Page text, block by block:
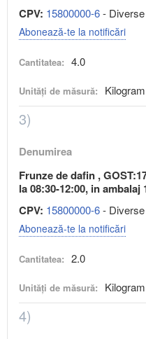
CPV: 15800000-6-
Abonează-te la notificări
Cantitatea: 4.0
Unități de măsură: Kilogram
3)
Denumirea
Frunze de dafin ,
la 08:30-12:00, in ambalaj
CPV: 15800000-6-
Abonează-te la notificări
Cantitatea: 2.0
Unități de măsură: Kilogram
4)